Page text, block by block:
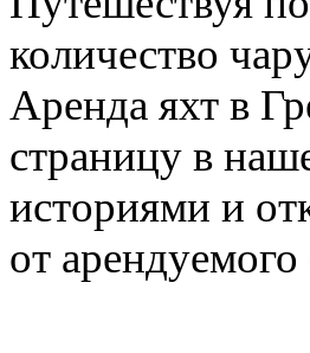
количество
Аренда яхт в
страницу в
историями и
от